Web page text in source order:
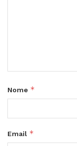
Nome *
Email *